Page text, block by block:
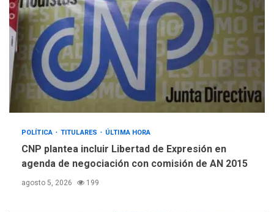
POLÍTICA TITULARES ÚLTIMA HORA
CNP plantea incluir Libertad de Expresión en
agenda de negociación con comisión de AN 2015
agosto 5, 2026 199